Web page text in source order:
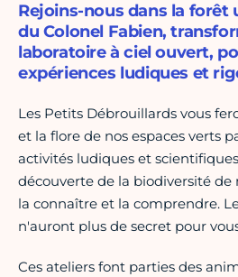
Rejoins-nous dans la forêt
du Colonel Fabien,
laboratoire à ciel ouvert,
expériences ludiques et
Les Petits Débrouillards vous
et la flore de nos espaces verts
activités ludiques et
découverte de la biodiversité de
la connaître et la comprendre.
n'auront plus de secret pour
Ces ateliers font parties des